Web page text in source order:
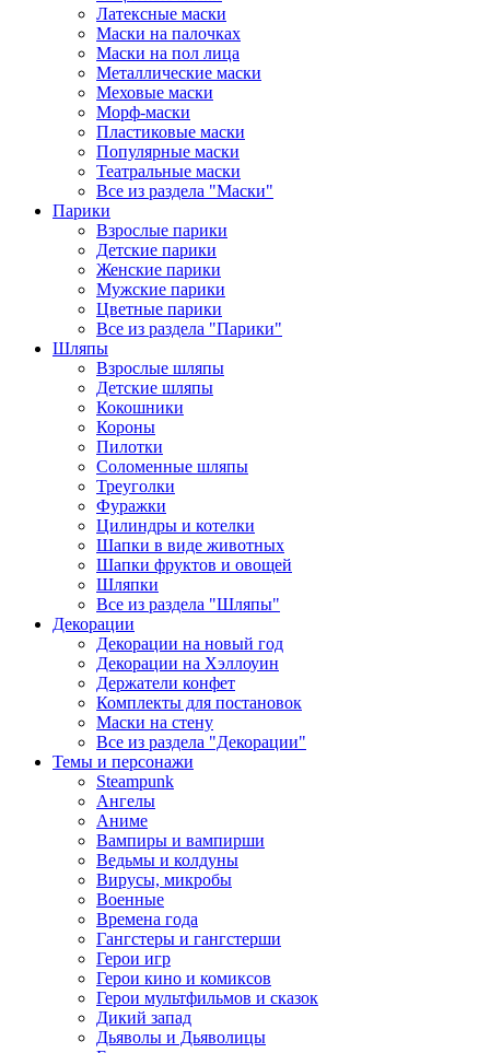
Латексные маски
Маски на палочках
Маски на пол лица
Металлические маски
Меховые маски
Морф-маски
Пластиковые маски
Популярные маски
Театральные маски
Все из раздела "Маски"
Парики
Взрослые парики
Детские парики
Женские парики
Мужские парики
Цветные парики
Все из раздела "Парики"
Шляпы
Взрослые шляпы
Детские шляпы
Кокошники
Короны
Пилотки
Соломенные шляпы
Треуголки
Фуражки
Цилиндры и котелки
Шапки в виде животных
Шапки фруктов и овощей
Шляпки
Все из раздела "Шляпы"
Декорации
Декорации на новый год
Декорации на Хэллоуин
Держатели конфет
Комплекты для постановок
Маски на стену
Все из раздела "Декорации"
Темы и персонажи
Steampunk
Ангелы
Аниме
Вампиры и вампирши
Ведьмы и колдуны
Вирусы, микробы
Военные
Времена года
Гангстеры и гангстерши
Герои игр
Герои кино и комиксов
Герои мультфильмов и сказок
Дикий запад
Дьяволы и Дьяволицы